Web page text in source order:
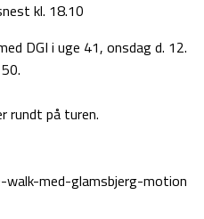
kl. 18.10
DGI i uge 41, onsdag d. 12.
rundt på turen.
med-glamsbjerg-motion